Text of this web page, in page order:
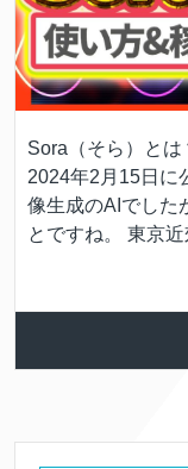
Sora（そら）と
2024年2月15日に
像生成のAIでした
とですね。 東京